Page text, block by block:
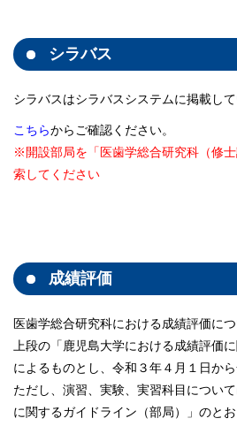
シラバス
シラバスはシラバスシステムに掲載して
こちらからご確認ください。
※開設部局を「医歯学総合研究科（修
索してください
成績評価
医歯学総合研究科における成績評価に
上段の「鹿児島大学における成績評価
によるものとし、令和３年４月１日から
ただし、演習、実験、実習科目につい
に関するガイドライン（部局）」のと